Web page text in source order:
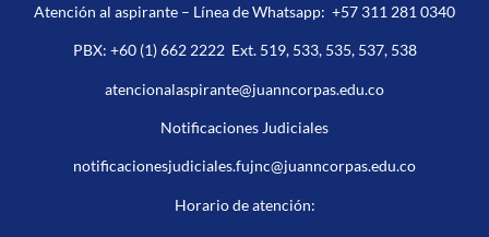
Atención al aspirante – Línea de Whatsapp: +57 311 281 0340
PBX: +60 (1) 662 2222Ext. 519, 533, 535, 537, 538
atencionalaspirante@juanncorpas.edu.co
Notificaciones Judiciales
notificacionesjudiciales.fujnc@juanncorpas.edu.co
Horario de atención: